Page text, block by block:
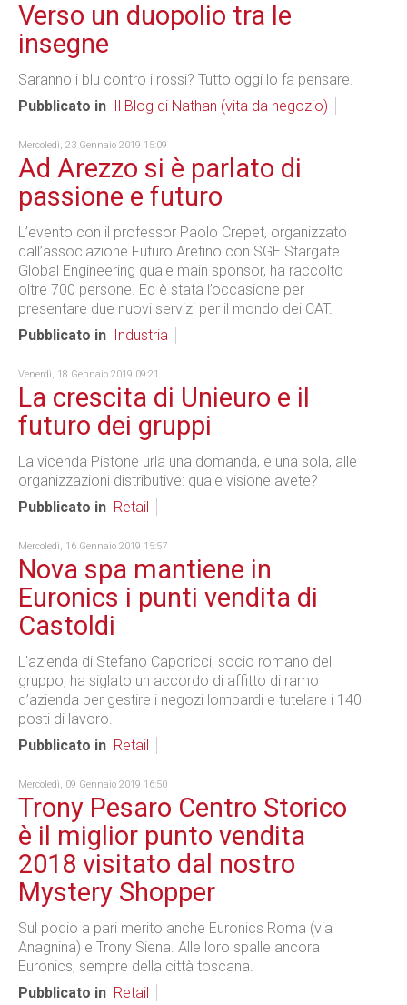
Verso un duopolio tra le
insegne
Saranno i blu contro i rossi? Tutto oggi lo fa pensare.
Pubblicato in
Il Blog di Nathan (vita da negozio)
Mercoledì, 23 Gennaio 2019 15:09
Ad Arezzo si è parlato di
passione e futuro
L’evento con il professor Paolo Crepet, organizzato
dall’associazione Futuro Aretino con SGE Stargate
Global Engineering quale main sponsor, ha raccolto
oltre 700 persone. Ed è stata l’occasione per
presentare due nuovi servizi per il mondo dei CAT.
Pubblicato in
Industria
Venerdì, 18 Gennaio 2019 09:21
La crescita di Unieuro e il
futuro dei gruppi
La vicenda Pistone urla una domanda, e una sola, alle
organizzazioni distributive: quale visione avete?
Pubblicato in Retail
Mercoledì, 16 Gennaio 2019 15:57
Nova spa mantiene in
Euronics i punti vendita di
Castoldi
L'azienda di Stefano Caporicci, socio romano del
gruppo, ha siglato un accordo di affitto di ramo
d’azienda per gestire i negozi lombardi e tutelare i 140
posti di lavoro.
Pubblicato in Retail
Mercoledì, 09 Gennaio 2019 16:50
Trony Pesaro Centro Storico
è il miglior punto vendita
2018 visitato dal nostro
Mystery Shopper
Sul podio a pari merito anche Euronics Roma (via
Anagnina) e Trony Siena. Alle loro spalle ancora
Euronics, sempre della città toscana.
Pubblicato in Retail